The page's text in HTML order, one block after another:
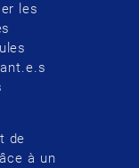
les
de
à un